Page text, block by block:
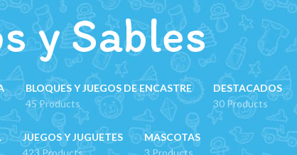
y Sables
BLOQUES Y JUEGOS DE ENCASTRE
45 Products
DESTACADOS
30 Products
JUEGOS Y JUGUETES
423 Products
MASCOTAS
3 Products